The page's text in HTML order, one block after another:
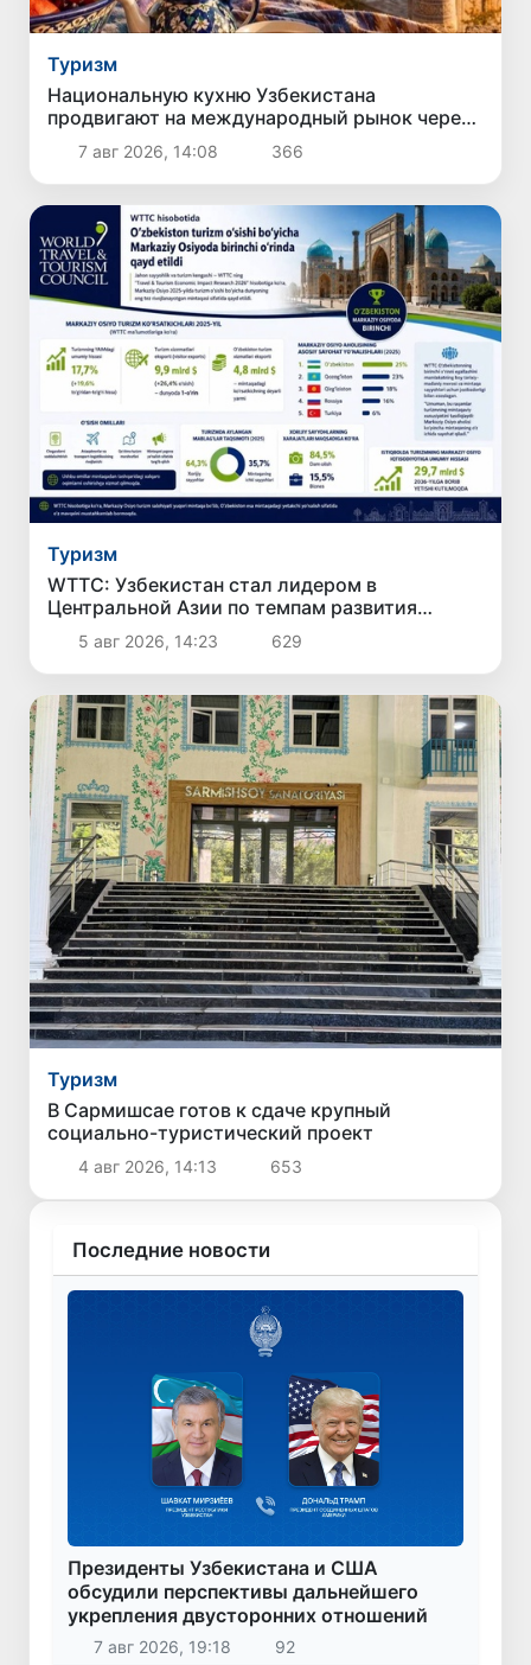
Туризм
Национальную кухню Узбекистана
продвигают на международный рынок через
гастротуризм
7 авг 2026, 14:08 366
Туризм
WTTC: Узбекистан стал лидером в
Центральной Азии по темпам развития
туризма
5 авг 2026, 14:23 629
Туризм
В Сармишсае готов к сдаче крупный
социально-туристический проект
4 авг 2026, 14:13 653
Последние новости
Президенты Узбекистана и США
обсудили перспективы дальнейшего
укрепления двусторонних отношений
7 авг 2026, 19:18 92